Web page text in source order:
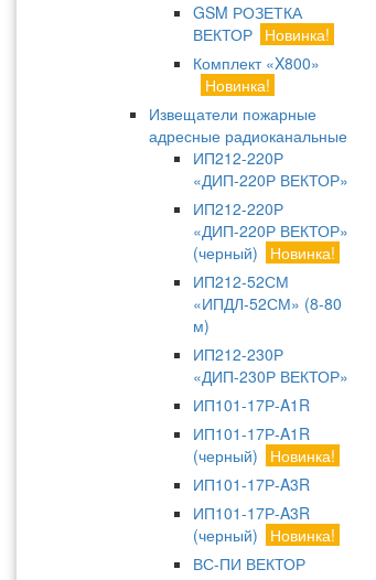
GSM РОЗЕТКА
ВЕКТОР Новинка!
Комплект «X800»
Новинка!
Извещатели пожарные
адресные радиоканальные
ИП212-220Р
«ДИП-220Р ВЕКТОР»
ИП212-220Р
«ДИП-220Р ВЕКТОР»
(черный)
Новинка!
ИП212-52СМ
«ИПДЛ-52СМ» (8-80
м)
ИП212-230Р
«ДИП-230Р ВЕКТОР»
ИП101-17Р-A1R
ИП101-17Р-A1R
(черный)
Новинка!
ИП101-17Р-A3R
ИП101-17Р-A3R
(черный)
Новинка!
ВС-ПИ ВЕКТОР